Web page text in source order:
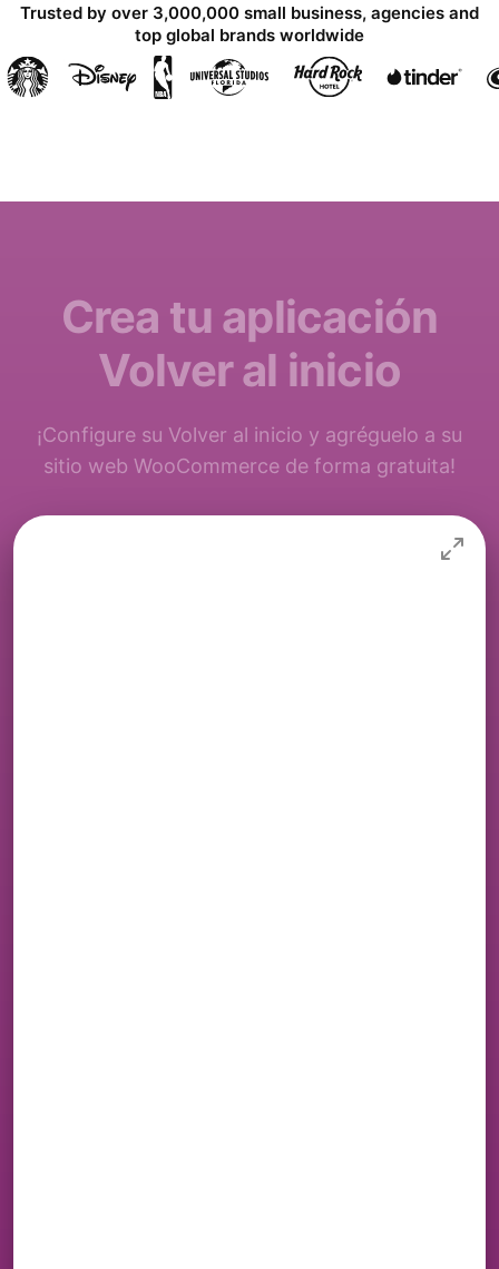
Trusted by over 3,000,000 small business, agencies and
top global brands worldwide
Crea tu aplicación
Volver al inicio
¡Configure su Volver al inicio y agréguelo a su
sitio web WooCommerce de forma gratuita!